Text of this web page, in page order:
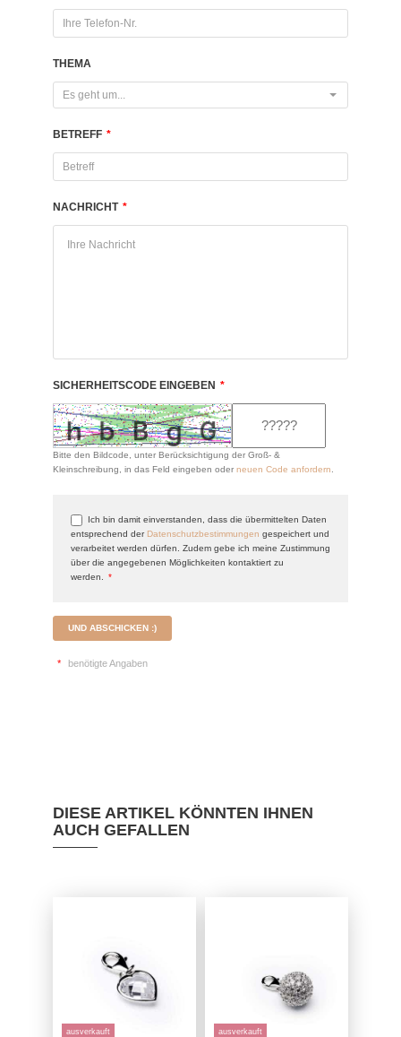
THEMA
Es geht um...
BETREFF *
NACHRICHT *
SICHERHEITSCODE EINGEBEN *
Bitte den Bildcode, unter Berücksichtigung der Groß- &
Kleinschreibung, in das Feld eingeben oder neuen Code anfordern
Ich bin damit einverstanden, dass die übermittelten Daten
entsprechend der Datenschutzbestimmungen gespeichert und
verarbeitet werden dürfen. Zudem gebe ich meine Zustimmung
über die angegebenen Möglichkeiten kontaktiert zu
werden.
*
UND ABSCHICKEN :)
* benötigte Angaben
DIESE ARTIKEL KÖNNTEN IHNEN
AUCH GEFALLEN
ausverkauft ausverkauft